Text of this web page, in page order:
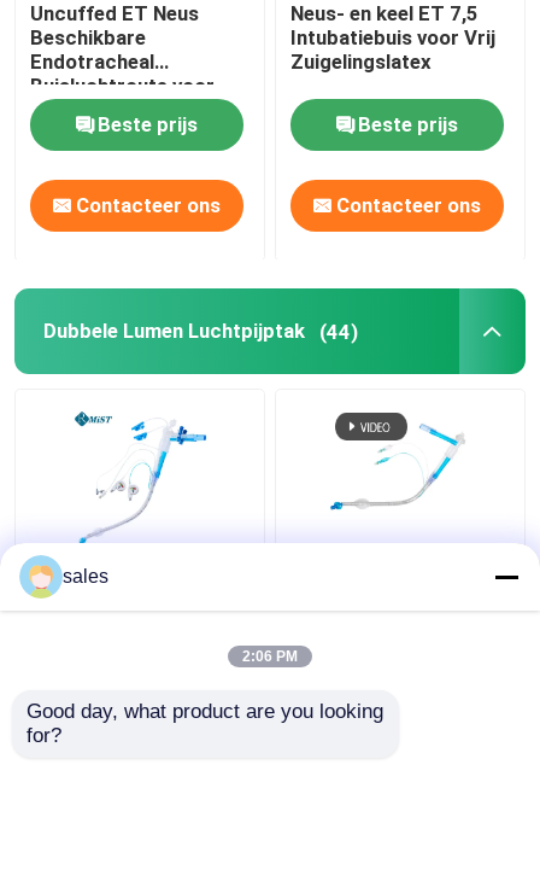
Persoonlijk beschermingsmiddelppe
Verdoofingsmiddelen
Endotracheale buiscomponenten
Uncuffed ET Neus
Beschikbare
Endotracheal
Buisluchtroute voor
Chirurgische OEM
Beste prijs
Contacteer ons
Neus- en keel ET 7,5
Intubatiebuis voor Vrij
Zuigelingslatex
Beste prijs
Contacteer ons
Dubbele Lumen Luchtpijptak (44)
Van het Lumencuffed
Tracheostomy van ICU
sales
2:06 PM
Good day, what product are you looking
for?